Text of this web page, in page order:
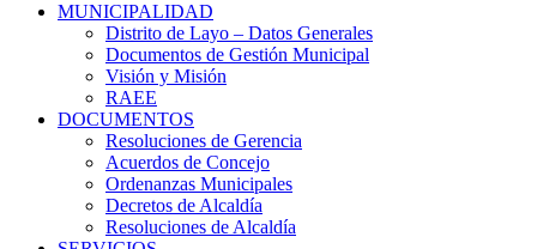
MUNICIPALIDAD
Distrito de Layo – Datos Generales
Documentos de Gestión Municipal
Visión y Misión
RAEE
DOCUMENTOS
Resoluciones de Gerencia
Acuerdos de Concejo
Ordenanzas Municipales
Decretos de Alcaldía
Resoluciones de Alcaldía